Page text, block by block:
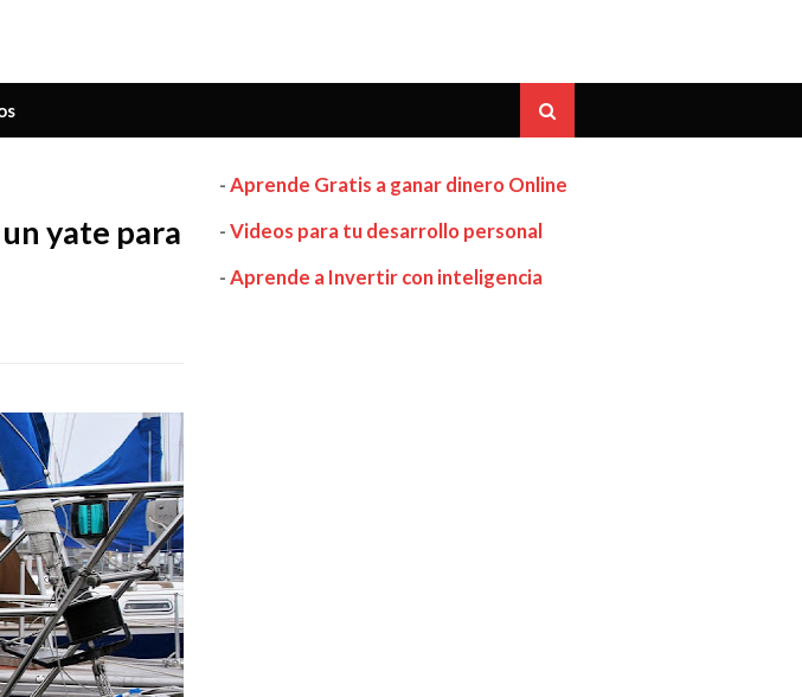
yate para
-Aprende Gratis a ganar dinero Online
-Videos para tu desarrollo personal
-Aprende a Invertir con inteligencia